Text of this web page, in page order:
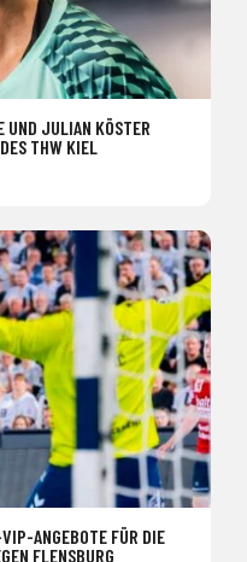
UND JULIAN KÖSTER
THW KIEL
ANGEBOTE FÜR DIE
FLENSBURG